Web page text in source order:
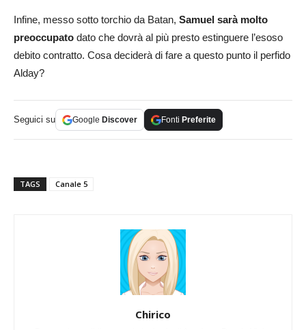
Infine, messo sotto torchio da Batan, Samuel sarà molto
preoccupato dato che dovrà al più presto estinguere l’esoso
debito contratto. Cosa deciderà di fare a questo punto il perfido
Alday?
Seguici su Google Discover Fonti Preferite
TAGS Canale 5
Chirico